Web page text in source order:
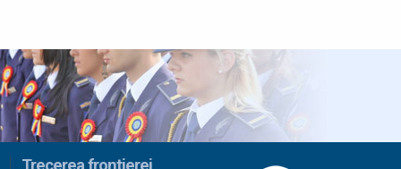
Trecerea frontierei